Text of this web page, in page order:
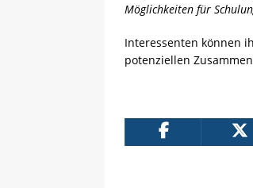
Möglichkeiten für
Interessenten können
potenziellen